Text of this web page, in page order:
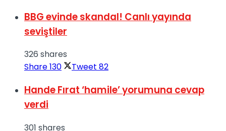
BBG evinde skandal! Canlı yayında
seviştiler
326 shares
Share130 Tweet 82
Hande Fırat ‘hamile’ yorumuna cevap
verdi
301 shares